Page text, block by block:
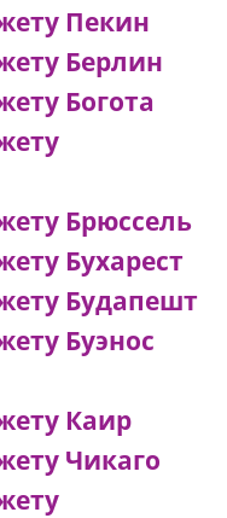
Пекин
Берлин
Богота
Брюссель
Бухарест
Будапешт
Буэнос
Каир
Чикаго